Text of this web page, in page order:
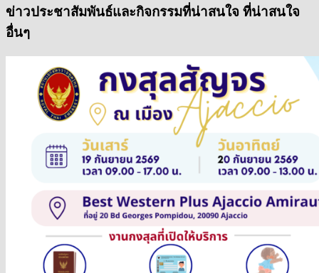
ข่าวประชาสัมพันธ์และกิจกรรมที่น่าสนใจ ที่น่าสนใจ
อื่นๆ